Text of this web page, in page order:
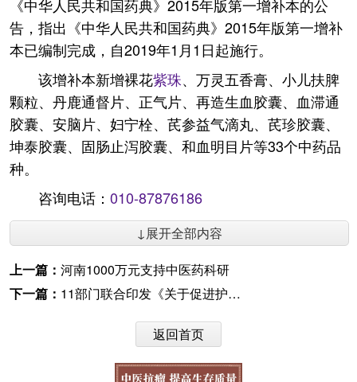
《中华人民共和国药典》2015年版第一增补本的公
告，指出《中华人民共和国药典》2015年版第一增补
本已编制完成，自2019年1月1日起施行。
该增补本新增裸花紫珠、万灵五香膏、小儿扶脾
颗粒、丹鹿通督片、正气片、再造生血胶囊、血滞通
胶囊、安脑片、妇宁栓、芪参益气滴丸、芪珍胶囊、
坤泰胶囊、固肠止泻胶囊、和血明目片等33个中药品
种。
咨询电话： 010-87876186
↓展开全部内容
上一篇： 河南1000万元支持中医药科研
下一篇： 11部门联合印发《关于促进护理服务业改革与发展的指导意见》
返回首页